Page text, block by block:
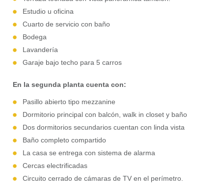
Estudio u oficina
Cuarto de servicio con baño
Bodega
Lavandería
Garaje bajo techo para 5 carros
En la segunda planta cuenta con:
Pasillo abierto tipo mezzanine
Dormitorio principal con balcón,walk in closet y baño
Dos dormitorios secundarios cuentan con linda vista
Baño completo compartido
La casa se entrega con sistema de alarma
Cercas electrificadas
Circuito cerrado de cámaras de TV en el perímetro.